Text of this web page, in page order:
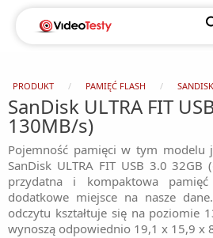
PRODUKT PAMIĘĆ FLASH SANDISK
SanDisk ULTRA FIT
130MB/s)
Pojemność pamięci w tym modelu
SanDisk ULTRA FIT USB 3.0
przydatna i kompaktowa
dodatkowe miejsce na nasze
odczytu kształtuje się na poziomie
wynoszą odpowiednio 19,1 x 15,9 x